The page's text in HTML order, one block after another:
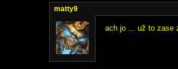
matty9
ach jo ... už to zase